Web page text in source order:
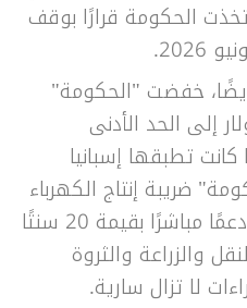
لشهر أبريل 2026، اتخذت الحكومة قرارًا بوقف
أيضًا، خفضت "الحكومة"
إلى الحد الأدنى
0.5%، فيما كانت تطبقها إسبانيا
ضريبة إنتاج الكهرباء
البالغ نسبتها 7%، وقدمت دعمًا مباشرًا بقيمة 20 سنتًا
والزراعة والثروة
لا تزال سارية.